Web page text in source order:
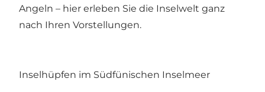
Angeln – hier erleben Sie die Inselwelt ganz
nach Ihren Vorstellungen.
Inselhüpfen im Südfünischen Inselmeer